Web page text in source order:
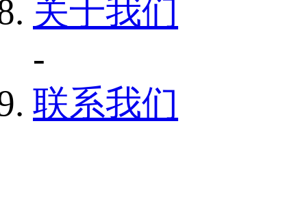
关于我们
-
联系我们